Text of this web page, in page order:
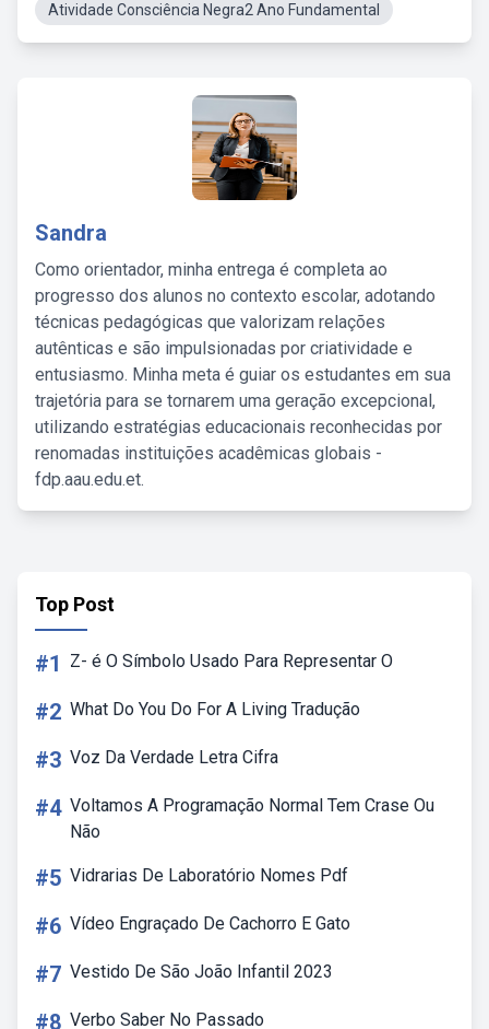
Atividade Consciência Negra2 Ano Fundamental
Sandra
Como orientador, minha entrega é completa ao
progresso dos alunos no contexto escolar, adotando
técnicas pedagógicas que valorizam relações
autênticas e são impulsionadas por criatividade e
entusiasmo. Minha meta é guiar os estudantes em sua
trajetória para se tornarem uma geração excepcional,
utilizando estratégias educacionais reconhecidas por
renomadas instituições acadêmicas globais -
fdp.aau.edu.et.
Top Post
#1 Z- é O Símbolo Usado Para Representar O
#2 What Do You Do For A Living Tradução
#3 Voz Da Verdade Letra Cifra
#4 Voltamos A Programação Normal Tem Crase Ou
Não
#5 Vidrarias De Laboratório Nomes Pdf
#6 Vídeo Engraçado De Cachorro E Gato
#7 Vestido De São João Infantil 2023
#8 Verbo Saber No Passado